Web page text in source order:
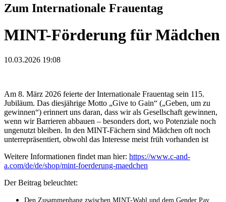
Zum Internationale Frauentag
MINT-Förderung für Mädchen
10.03.2026 19:08
Am 8. März 2026 feierte der Internationale Frauentag sein 115.
Jubiläum. Das diesjährige Motto „Give to Gain“ („Geben, um zu
gewinnen“) erinnert uns daran, dass wir als Gesellschaft gewinnen,
wenn wir Barrieren abbauen – besonders dort, wo Potenziale noch
ungenutzt bleiben. In den MINT-Fächern sind Mädchen oft noch
unterrepräsentiert, obwohl das Interesse meist früh vorhanden ist
Weitere Informationen findet man hier: https://www.c-and-
a.com/de/de/shop/mint-foerderung-maedchen
Der Beitrag beleuchtet:
Den Zusammenhang zwischen MINT-Wahl und dem Gender Pay